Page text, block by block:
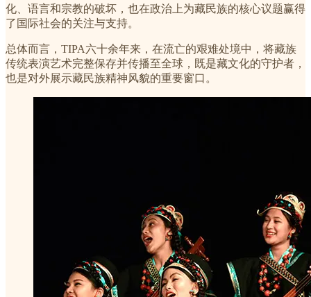
化、语言和宗教的破坏，也在政治上为藏民族的核心议题赢得
了国际社会的关注与支持。
总体而言，TIPA六十余年来，在流亡的艰难处境中，将藏族
传统表演艺术完整保存并传播至全球，既是藏文化的守护者，
也是对外展示藏民族精神风貌的重要窗口。